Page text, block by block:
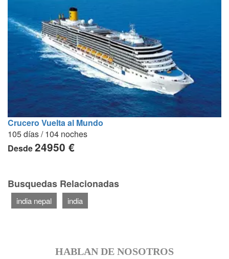
Crucero Vuelta al Mundo
105 días / 104 noches
Desde24950 €
Busquedas Relacionadas
india nepal india
HABLAN DE NOSOTROS